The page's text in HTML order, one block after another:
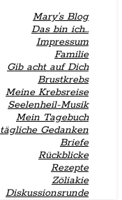
Mary’s Blog
Das bin ich…
Impressum
Familie
Gib acht auf Dich
Brustkrebs
Meine Krebsreise
Seelenheil-Musik
Mein Tagebuch
tägliche Gedanken
Briefe
Rückblicke
Rezepte
Zöliakie
Diskussionsrunde